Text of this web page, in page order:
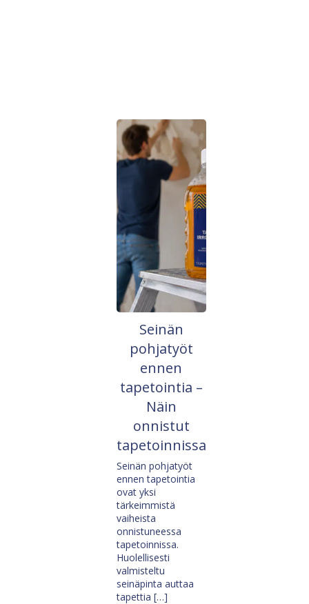
Seinän
pohjatyöt
ennen
tapetointia –
Näin
onnistut
tapetoinnissa
Seinän pohjatyöt
ennen tapetointia
ovat yksi
tärkeimmistä
vaiheista
onnistuneessa
tapetoinnissa.
Huolellisesti
valmisteltu
seinäpinta auttaa
tapettia […]